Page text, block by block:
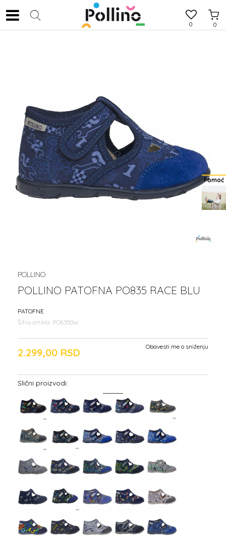
0
0
POLLINO
POLLINO PATOFNA PO835 RACE BLU
PATOFNE
Šifra artikla: PO8350W
2.299,00 RSD Obavesti me o sniženju
Slični proizvodi:
Pomoć